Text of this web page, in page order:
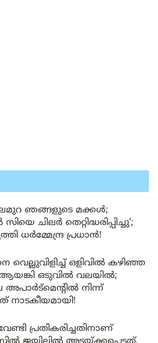
ഞങ്ങളുടെ മക്കൾ;
ചിലർ തെറ്റിദ്ധരിപ്പിച്ചു’;
ധർമ്മേന്ദ്ര പ്രധാൻ!
വെല്ലുവിളിച്ച് ഒളിവിൽ കഴിഞ്ഞ
ഒടുവിൽ വലയിൽ;
അപാർട്മെന്റിൽ നിന്ന്
നാടകീയമായി!
വേണ്ടി പ്രതികരിച്ചതിനാണ്